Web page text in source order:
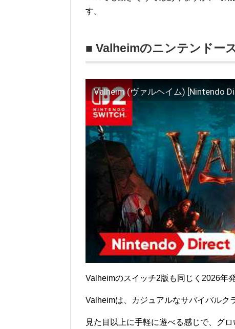
す。
■ Valheimのニンテンドー
Valheim (ヴァルヘイム) [Nintendo
Valheimのスイッチ2版も同じく2026年
Valheimは、カジュアルなサバイバルク
見た目以上に手軽に遊べる感じで、グ